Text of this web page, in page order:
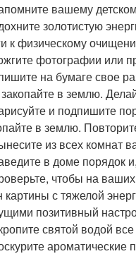
вашему
золотистую
к физическому
фотографии или
на бумаге свое
в землю.
и подпишите
в землю.
из всех комнат
в доме порядок
чтобы на
картины с тяжелой
позитивный
святой водой
ароматические